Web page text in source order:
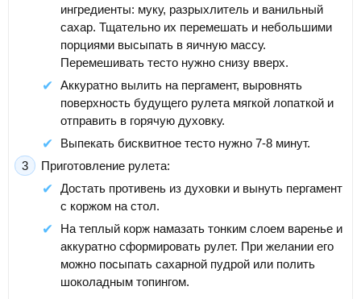
ингредиенты: муку, разрыхлитель и ванильный
сахар. Тщательно их перемешать и небольшими
порциями высыпать в яичную массу.
Перемешивать тесто нужно снизу вверх.
Аккуратно вылить на пергамент, выровнять
поверхность будущего рулета мягкой лопаткой и
отправить в горячую духовку.
Выпекать бисквитное тесто нужно 7-8 минут.
Приготовление рулета:
Достать противень из духовки и вынуть пергамент
с коржом на стол.
На теплый корж намазать тонким слоем варенье и
аккуратно сформировать рулет. При желании его
можно посыпать сахарной пудрой или полить
шоколадным топингом.